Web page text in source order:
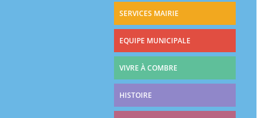
SERVICES MAIRIE
EQUIPE MUNICIPALE
VIVRE À COMBRE
HISTOIRE